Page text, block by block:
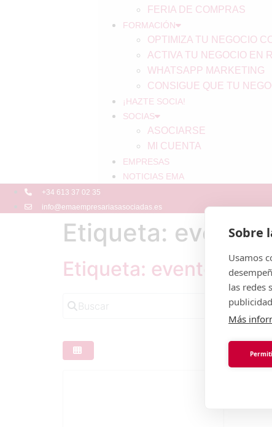
FERIA DE COMPRAS
FORMACIÓN
OPTIMIZA TU NEGOCIO
ACTIVA TU NEGOCIO EN
WHATSAPP MARKETING
CONSIGUE QUE TU
¡HAZTE SOCIA!
SOCIAS
ASOCIARSE
MI CUENTA
EMPRESAS
NOTICIAS EMA
+34 613 37 02 35
info@emaempresariasasociadas.es
Etiqueta: eventos
Etiqueta: eventos
Sobre
Usamos
las redes
Más